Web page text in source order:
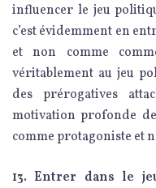
influencer le jeu
c’est évidemment en
et non comme
véritablement au jeu
des prérogatives
motivation profonde
comme protagoniste et
13. Entrer dans le